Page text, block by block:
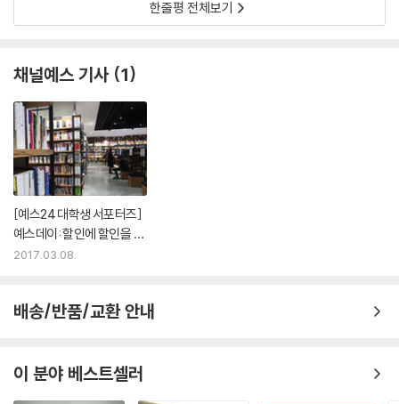
한줄평 전체보기
채널예스 기사 1
[예스24 대학생 서포터즈]
예스데이: 할인에 할인을 더
하다
2017.03.08.
배송/반품/교환 안내
이 분야 베스트셀러